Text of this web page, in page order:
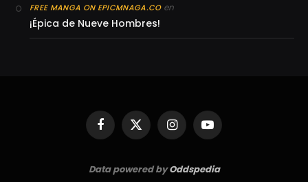
FREE MANGA ON EPICMNAGA.COen
¡Épica de Nueve Hombres!
Facebook
X
(Twitter)
InstagramYouTube
Data powered byOddspedia